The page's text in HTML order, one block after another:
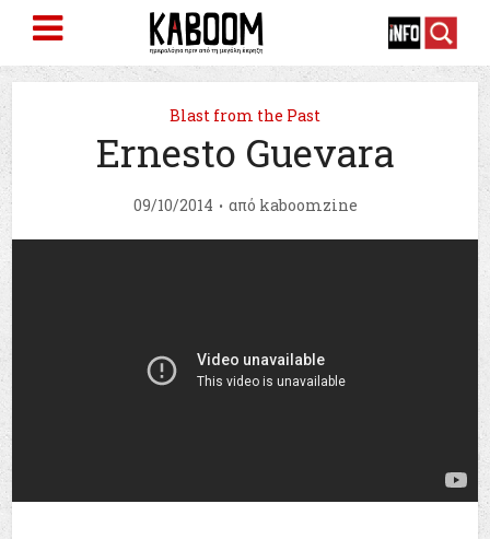
Blast from the Past
Ernesto Guevara
09/10/2014 από kaboomzine